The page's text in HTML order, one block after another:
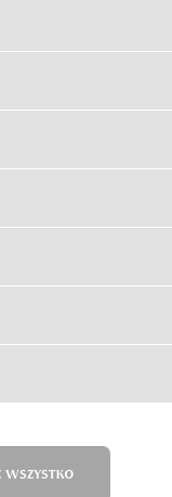
WSZYSTKO